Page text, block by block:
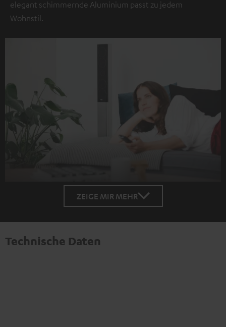
elegant schimmernde Aluminium passt zu jedem
Wohnstil.
ZEIGE MIR MEHR
Technische Daten